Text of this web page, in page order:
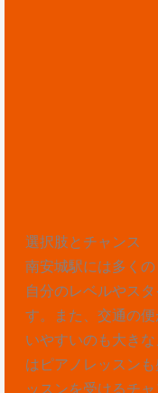
選択肢とチャンス
南安城駅には多くの
自分のレベルやス
す。また、交通の
いやすいのも大き
はピアノレッスン
ッスンを受けるチャ